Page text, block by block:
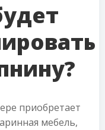
приобретает
мебель,